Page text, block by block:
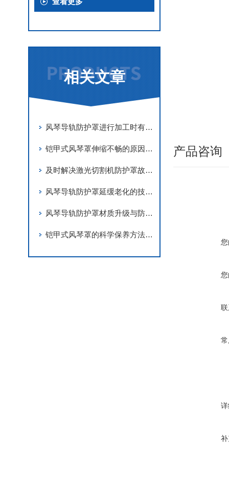
相关文章
风琴导轨防护罩进行加工时有哪些要求
铠甲式风琴罩伸缩不畅的原因有哪些？
及时解决激光切割机防护罩故障是实现长期稳定防护的关键
风琴导轨防护罩延缓老化的技术手段
风琴导轨防护罩材质升级与防护优化
铠甲式风琴罩的科学保养方法分享
产品咨询